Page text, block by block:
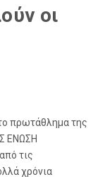
οι
πρωτάθλημα της
ΕΝΩΣΗ
τις
χρόνια